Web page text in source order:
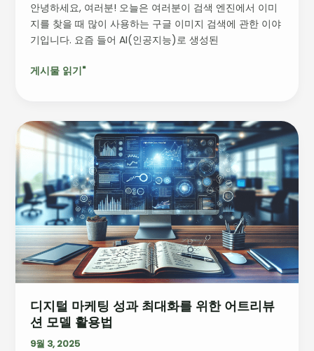
안녕하세요, 여러분! 오늘은 여러분이 검색 엔진에서 이미
지를 찾을 때 많이 사용하는 구글 이미지 검색에 관한 이야
기입니다. 요즘 들어 AI(인공지능)로 생성된
하
락,
그
유
응
전
략
게시물 읽기"
디지털 마케팅 성과 최대화를 위한 어트리뷰
션 모델 활용법
9월 3, 2025
디
지
마
케
팅
성
과
최
대
를
위
한